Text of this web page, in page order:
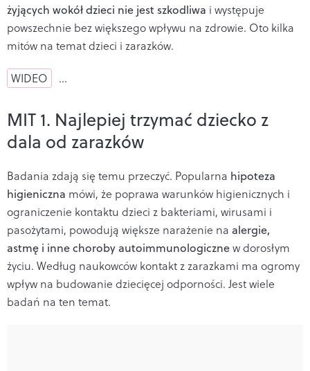
żyjących wokół dzieci nie jest szkodliwa i występuje
powszechnie bez większego wpływu na zdrowie. Oto kilka
mitów na temat dzieci i zarazków.
WIDEO …
MIT 1. Najlepiej trzymać dziecko z
dala od zarazków
Badania zdają się temu przeczyć. Popularna hipoteza
higieniczna mówi, że poprawa warunków higienicznych i
ograniczenie kontaktu dzieci z bakteriami, wirusami i
pasożytami, powodują większe narażenie na alergie,
astmę i inne choroby autoimmunologicznew dorosłym
życiu. Według naukowców kontakt z zarazkami ma ogromy
wpływ na budowanie dziecięcej odporności. Jest wiele
badań na ten temat.